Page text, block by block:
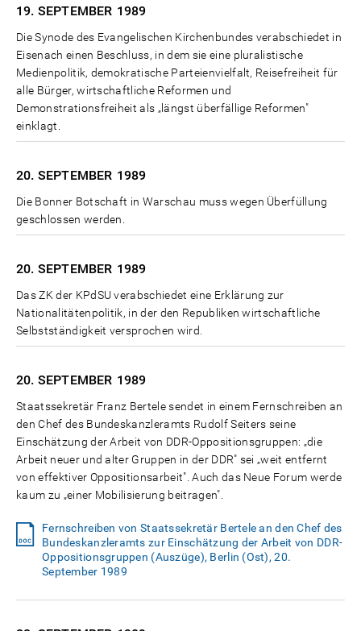
19. SEPTEMBER 1989
Die Synode des Evangelischen Kirchenbundes verabschiedet in
Eisenach einen Beschluss, in dem sie eine pluralistische
Medienpolitik, demo­kratische Parteienvielfalt, Reisefreiheit für
alle Bürger, wirtschaftliche Reformen und
Demonstrationsfreiheit als „längst überfällige Reformen"
einklagt.
20. SEPTEMBER 1989
Die Bonner Botschaft in Warschau muss wegen Überfüllung
geschlossen werden.
20. SEPTEMBER 1989
Das ZK der KPdSU verabschiedet eine Erklärung zur
Nationalitätenpolitik, in der den Republiken wirtschaftliche
Selbstständigkeit versprochen wird.
20. SEPTEMBER 1989
Staatssekretär Franz Bertele sendet in einem Fernschreiben an
den Chef des Bundeskanzleramts Rudolf Seiters seine
Einschätzung der Arbeit von DDR-Oppositionsgruppen: „die
Arbeit neuer und alter Gruppen in der DDR" sei „weit entfernt
von effektiver Oppositionsarbeit". Auch das Neue Forum werde
kaum zu „einer Mobilisierung beitragen".
Fernschreiben von Staatssekretär Bertele an den Chef des
Bundeskanzleramts zur Einschätzung der Arbeit von DDR-
Oppositionsgruppen (Auszüge), Berlin (Ost), 20.
September 1989